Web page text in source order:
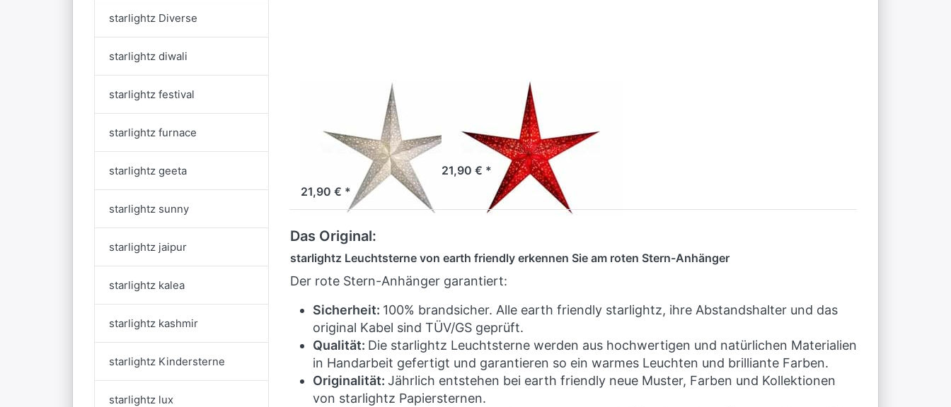
starlightz Diverse
starlightz diwali
starlightz festival
starlightz furnace
starlightz geeta
starlightz sunny
starlightz jaipur
starlightz kalea
starlightz kashmir
starlightz Kindersterne
starlightz lux
maharaja
Sofort versandfertig, Lieferzeit 1-3 Werktage.
21,90 € *
maharaja red
Sofort versandfertig, Lieferzeit 1-3 Werktage.
21,90 € *
Das Original:
starlightz Leuchtsterne von earth friendly erkennen Sie am roten Stern-Anhänger
Der rote Stern-Anhänger garantiert:
Sicherheit: 100% brandsicher. Alle earth friendly starlightz, ihre Abstandshalter und das
original Kabel sind TÜV/GS geprüft.
Qualität: Die starlightz Leuchtsterne werden aus hochwertigen und natürlichen Materialien
in Handarbeit gefertigt und garantieren so ein warmes Leuchten und brilliante Farben.
Originalität: Jährlich entstehen bei earth friendly neue Muster, Farben und Kollektionen
von starlightz Papiersternen.